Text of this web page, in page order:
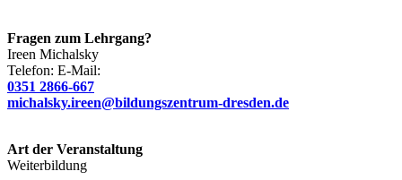
Fragen zum Lehrgang?
Ireen Michalsky
Telefon: E-Mail:
0351 2866-667
michalsky.ireen@bildungszentrum-dresden.de
Art der Veranstaltung
Weiterbildung